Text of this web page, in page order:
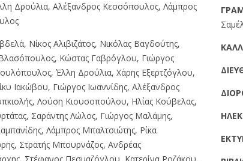
Δρούλια, Αλέξανδρος Κεσσόπουλος, Λάμπρος
Νίκος Αλιβιζάτος, Νικόλας Βαγδούτης,
Κώστας Γαβρόγλου, Γιώργος
Έλλη Δρούλια, Χάρης Εξερτζόγλου,
Ιακώβου, Γιώργος Ιωαννίδης, Αλέξανδρος
Λούση Κιουσοπούλου, Ηλίας Κούβελας,
Σαράντης Λώλος, Γιώργος Μαλάμης,
Λάμπρος Μπαλτσιώτης, Ρίκα
Στρατής Μπουρνάζος, Ανδρέας